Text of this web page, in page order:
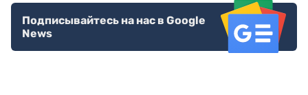
Подписывайтесь на нас в Google
News